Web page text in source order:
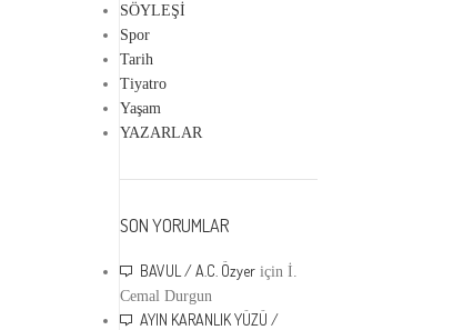
SÖYLEŞİ
Spor
Tarih
Tiyatro
Yaşam
YAZARLAR
SON YORUMLAR
BAVUL / A.C. Özyer içinİ.
Cemal Durgun
AYIN KARANLIK YÜZÜ /